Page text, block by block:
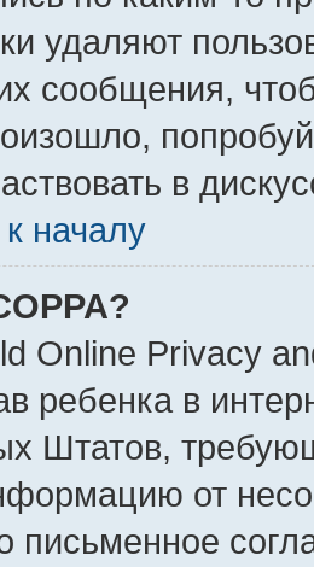
удаляют
сообщения,
в
началу
Online Privacy
ребенка в
Штатов,
от
письменное